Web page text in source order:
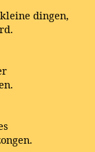
dingen,